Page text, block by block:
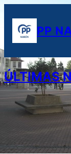
PP
ÚLTIMAS
Que